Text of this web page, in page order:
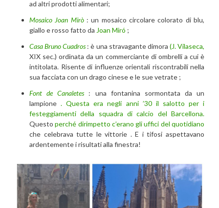
ad altri prodotti alimentari;
Mosaico Joan Mirò: un mosaico circolare colorato di blu,
giallo e rosso fatto da Joan Miró ;
Casa Bruno Cuadros: è una stravagante dimora (J. Vilaseca,
XIX sec.) ordinata da un commerciante di ombrelli a cui è
intitolata. Risente di influenze orientali riscontrabili nella
sua facciata con un drago cinese e le sue vetrate ;
Font de Canaletes: una fontanina sormontata da un
lampione. Questa era negli anni ’30 il salotto per i
festeggiamenti della squadra di calcio del Barcellona.
Questoperché dirimpetto c’erano gli uffici del quotidiano
che celebrava tutte le vittorie . E i tifosi aspettavano
ardentemente i risultati alla finestra!